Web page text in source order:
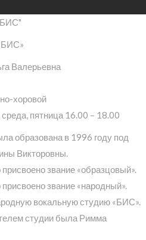
Валерьевна
хоровой
пятница 16.00 – 18.00
образована в 1996 году под
Викторовны.
звание «образцовый».
звание «народный».
вокальную студию «БИС».
студии была Римма